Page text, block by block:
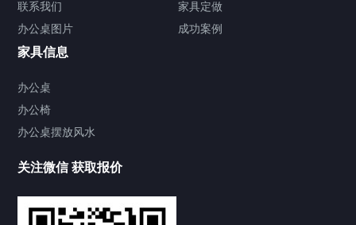
办公文件柜
办公沙发
办公椅
老板椅 办公椅
其他家具
联系我们
办公桌图片
家具定做
成功案例
家具信息
办公桌
办公椅
办公桌摆放风水
关注微信 获取报价